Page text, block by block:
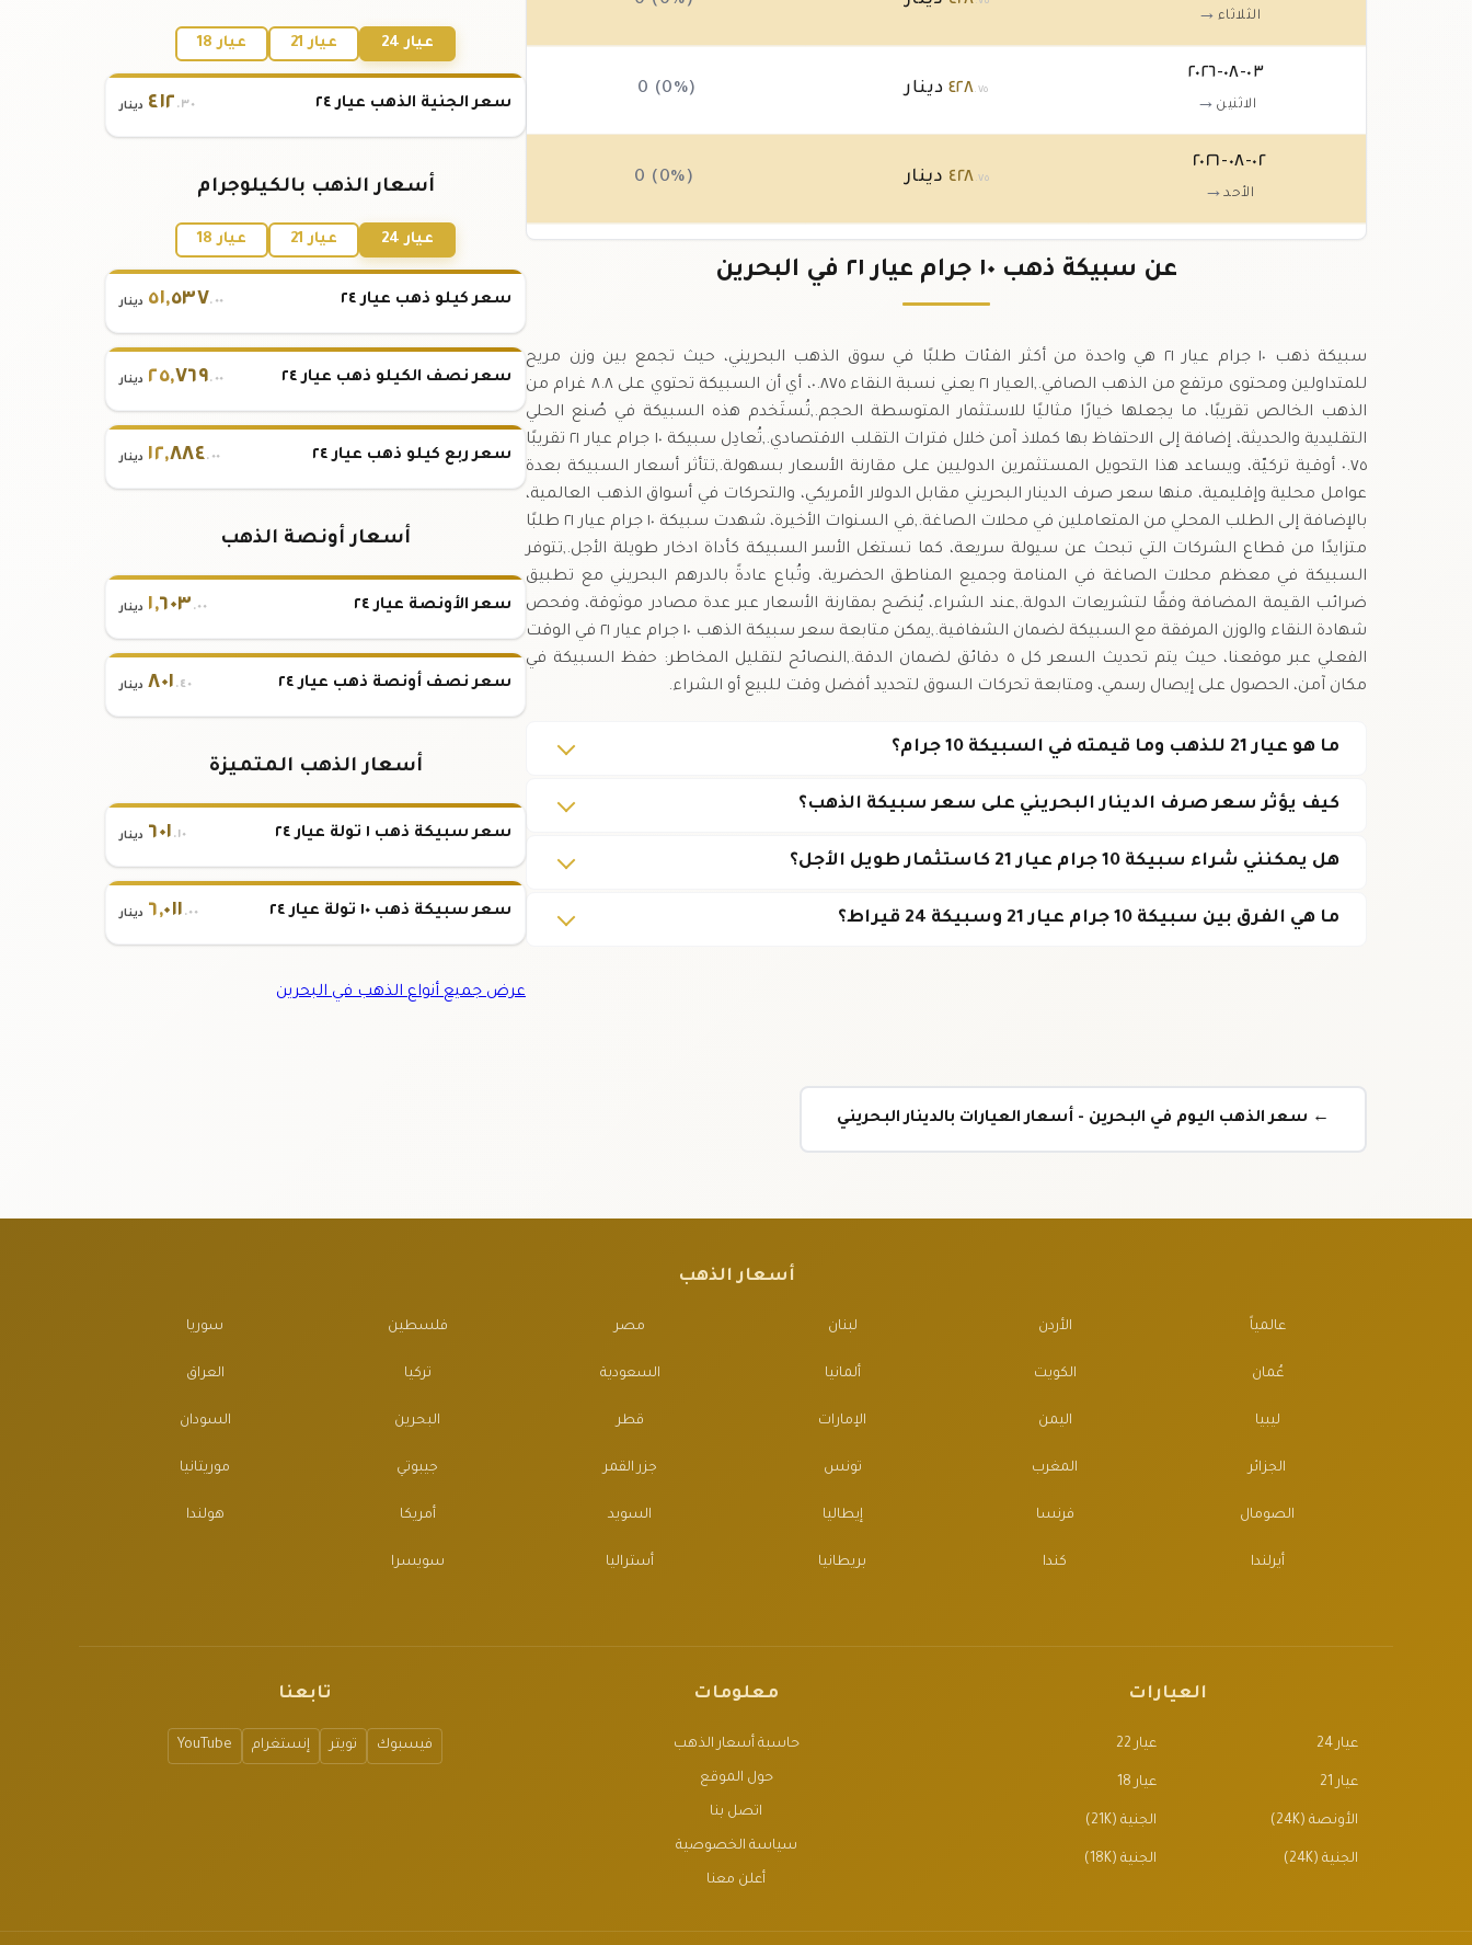
الثلاثاء →
٠٣-٠٨-٢٠٢٦
الاثنين →
٤٢٨.٧٥ دينار 0 (0%)
٠٢-٠٨-٢٠٢٦
الأحد→
٤٢٨.٧٥ دينار 0 (0%)
٤٢٨ .٧٥ دينار عن سبيكة ذهب ١٠ جرام عيار ٢١ في البحرين
سبيكة ذهب ١٠ جرام عيار ٢١ هي واحدة من أكثر الفئات طلبًا في سوق الذهب البحريني، حيث تجمع بين وزن مريح
للمتداولين ومحتوى مرتفع من الذهب الصافي.,العيار ٢١ يعني نسبة النقاء ٠.٨٧٥، أي أن السبيكة تحتوي على ٨.٨ غرام من
الذهب الخالص تقريبًا، ما يجعلها خيارًا مثاليًا للاستثمار المتوسطة الحجم.,تُستَخدم هذه السبيكة في صُنع الحلي
التقليدية والحديثة، إضافة إلى الاحتفاظ بها كملاذ آمن خلال فترات التقلب الاقتصادي.,تُعادِل سبيكة ١٠ جرام عيار ٢١ تقريبًا
٠.٧٥ أوقية تركيّة، ويساعد هذا التحويل المستثمرين الدوليين على مقارنة الأسعار بسهولة.,تتأثر أسعار السبيكة بعدة
عوامل محلية وإقليمية، منها سعر صرف الدينار البحريني مقابل الدولار الأمريكي، والتحركات في أسواق الذهب العالمية،
بالإضافة إلى الطلب المحلي من المتعاملين في محلات الصاغة.,في السنوات الأخيرة، شهدت سبيكة ١٠ جرام عيار ٢١ طلبًا
متزايدًا من قطاع الشركات التي تبحث عن سيولة سريعة، كما تستغل الأسر السبيكة كأداة ادخار طويلة الأجل.,تتوفر
السبيكة في معظم محلات الصاغة في المنامة وجميع المناطق الحضرية، وتُباع عادةً بالدرهم البحريني مع تطبيق
ضرائب القيمة المضافة وفقًا لتشريعات الدولة.,عند الشراء، يُنصَح بمقارنة الأسعار عبر عدة مصادر موثوقة، وفحص
شهادة النقاء والوزن المرفقة مع السبيكة لضمان الشفافية.,يمكن متابعة سعر سبيكة الذهب ١٠ جرام عيار ٢١ في الوقت
الفعلي عبر موقعنا، حيث يتم تحديث السعر كل ٥ دقائق لضمان الدقة.,النصائح لتقليل المخاطر: حفظ السبيكة في
مكان آمن، الحصول على إيصال رسمي، ومتابعة تحركات السوق لتحديد أفضل وقت للبيع أو الشراء.
ما هو عيار 21 للذهب وما قيمته في السبيكة 10 جرام؟
كيف يؤثر سعر صرف الدينار البحريني على سعر سبيكة الذهب؟
هل يمكنني شراء سبيكة 10 جرام عيار 21 كاستثمار طويل الأجل؟
ما هي الفرق بين سبيكة 10 جرام عيار 21 وسبيكة 24 قيراط؟
عيار 24 عيار 21 عيار 18
سعر الجنية الذهب عيار ٢٤ ٤١٢ .٣٠ دينار
أسعار الذهب بالكيلوجرام
عيار 24 عيار 21 عيار 18
سعر كيلو ذهب عيار ٢٤ ٥١,٥٣٧.٠٠ دينار
سعر نصف الكيلو ذهب عيار ٢٤ ٢٥,٧٦٩.٠٠ دينار
سعر ربع كيلو ذهب عيار ٢٤ ١٢,٨٨٤.٠٠ دينار
أسعار أونصة الذهب
سعر الأونصة عيار ٢٤ ١,٦٠٣ .٠٠ دينار
سعر نصف أونصة ذهب عيار ٢٤ ٨٠١ .٤٠ دينار
أسعار الذهب المتميزة
سعر سبيكة ذهب ١ تولة عيار ٢٤ ٦٠١ .١٠ دينار
سعر سبيكة ذهب ١٠ تولة عيار ٢٤ ٦,٠١١ .٠٠ دينار
عرض جميع أنواع الذهب في البحرين
← سعر الذهب اليوم في البحرين - أسعار العيارات بالدينار البحريني
أسعار الذهب
عالمياً الأردن لبنان مصر فلسطين سوريا
عُمان الكويت ألمانيا السعودية تركيا العراق
ليبيا اليمن الإمارات قطر البحرين السودان
الجزائر المغرب تونس جزر القمر جيبوتي موريتانيا
الصومال فرنسا إيطاليا السويد أمريكا هولندا
أيرلندا كندا بريطانيا أستراليا سويسرا
العيارات
عيار 24 عيار 22
عيار 21 عيار 18
الأونصة (24K) الجنية (21K)
الجنية (24K) الجنية (18K)
معلومات
حاسبة أسعار الذهب
حول الموقع
اتصل بنا
سياسة الخصوصية
أعلن معنا
تابعنا
فيسبوك تويتر إنستغرام YouTube